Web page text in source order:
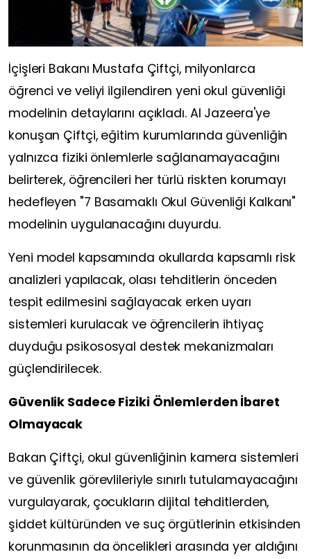
İçişleri Bakanı Mustafa Çiftçi, milyonlarca
öğrenci ve veliyi ilgilendiren yeni okul güvenliği
modelinin detaylarını açıkladı. Al Jazeera'ye
konuşan Çiftçi, eğitim kurumlarında güvenliğin
yalnızca fiziki önlemlerle sağlanamayacağını
belirterek, öğrencileri her türlü riskten korumayı
hedefleyen "7 Basamaklı Okul Güvenliği Kalkanı"
modelinin uygulanacağını duyurdu.
Yeni model kapsamında okullarda kapsamlı risk
analizleri yapılacak, olası tehditlerin önceden
tespit edilmesini sağlayacak erken uyarı
sistemleri kurulacak ve öğrencilerin ihtiyaç
duyduğu psikososyal destek mekanizmaları
güçlendirilecek.
Güvenlik Sadece Fiziki Önlemlerden İbaret
Olmayacak
Bakan Çiftçi, okul güvenliğinin kamera sistemleri
ve güvenlik görevlileriyle sınırlı tutulamayacağını
vurgulayarak, çocukların dijital tehditlerden,
şiddet kültüründen ve suç örgütlerinin etkisinden
korunmasının da öncelikleri arasında yer aldığını